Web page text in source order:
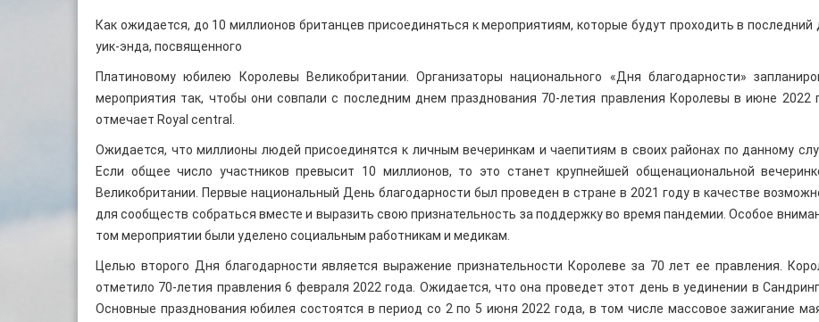
Как ожидается, до 10 миллионов британцев присоединяться к мероприятиям, которые будут проходить в последний
уик-энда, посвященного
Платиновому юбилею Королевы Великобритании. Организаторы национального «Дня благодарности»
мероприятия так, чтобы они совпали с последним днем празднования 70-летия правления Королевы в июне 2022
отмечает Royal central.
Ожидается, что миллионы людей присоединятся к личным вечеринкам и чаепитиям в своих районах по данному
Если общее число участников превысит 10 миллионов, то это станет крупнейшей общенациональной
Великобритании. Первые национальный День благодарности был проведен в стране в 2021 году в качестве
для сообществ собраться вместе и выразить свою признательность за поддержку во время пандемии. Особое
том мероприятии были уделено социальным работникам и медикам.
Целью второго Дня благодарности является выражение признательности Королеве за 70 лет ее правления.
отметило 70-летия правления 6 февраля 2022 года. Ожидается, что она проведет этот день в уединении в
Основные празднования юбилея состоятся в период со 2 по 5 июня 2022 года, в том числе массовое зажигание